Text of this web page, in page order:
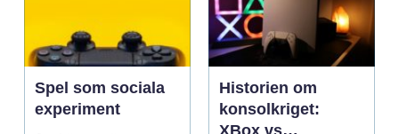
Spel som sociala
experiment
Historien om
konsolkriget: